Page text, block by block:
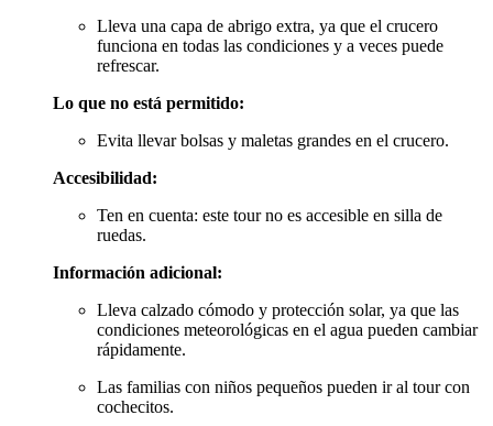
Lleva una capa de abrigo extra, ya que el crucero
funciona en todas las condiciones y a veces puede
refrescar.
Lo que no está permitido:
Evita llevar bolsas y maletas grandes en el crucero.
Accesibilidad:
Ten en cuenta: este tour no es accesible en silla de
ruedas.
Información adicional:
Lleva calzado cómodo y protección solar, ya que las
condiciones meteorológicas en el agua pueden cambiar
rápidamente.
Las familias con niños pequeños pueden ir al tour con
cochecitos.